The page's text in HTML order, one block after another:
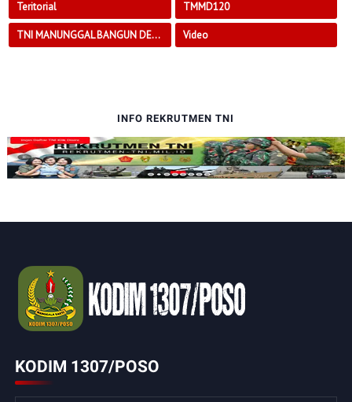
Teritorial TMMD120
TNI MANUNGGAL BANGUN DESA Video
INFO REKRUTMEN TNI
KODIM 1307/POSO